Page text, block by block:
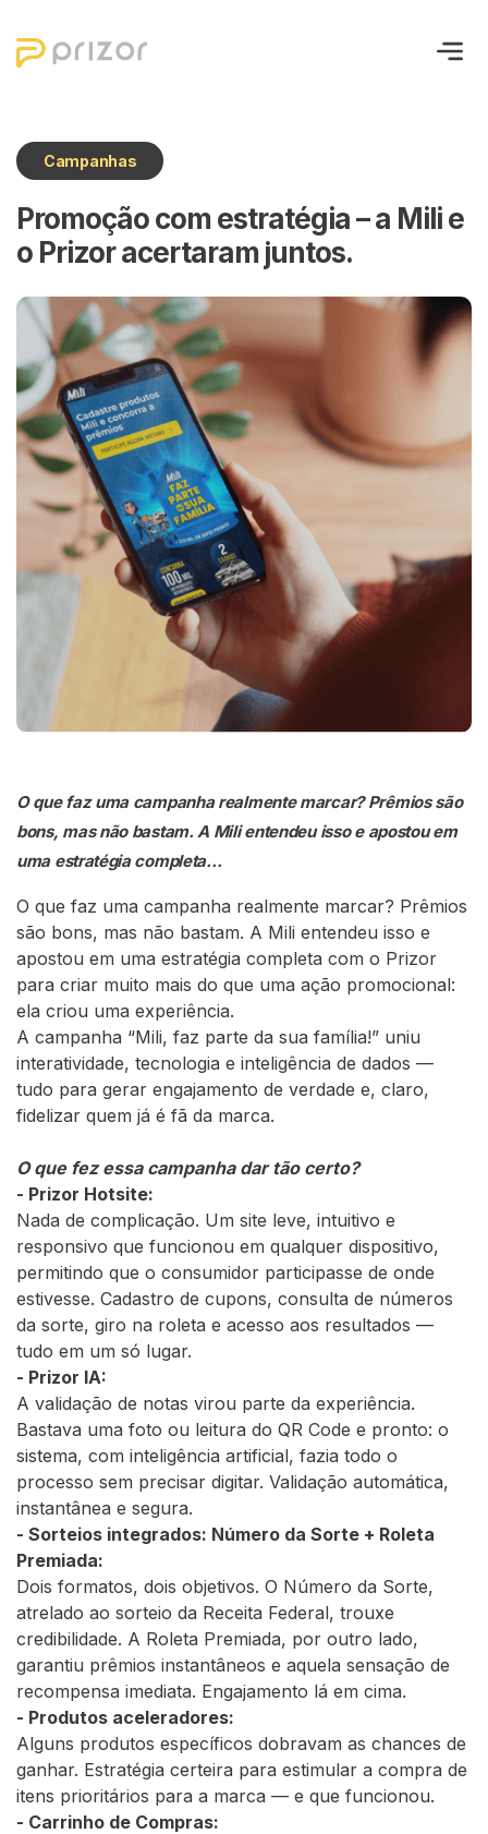
Sobre nós
Blog
Cases
Contato
Lançar campanha
Campanhas
Promoção com estratégia – a Mili e
o Prizor acertaram juntos.
O que faz uma campanha realmente marcar? Prêmios são
bons, mas não bastam. A Mili entendeu isso e apostou em
uma estratégia completa…
O que faz uma campanha realmente marcar? Prêmios
são bons, mas não bastam. A Mili entendeu isso e
apostou em uma estratégia completa com o Prizor
para criar muito mais do que uma ação promocional:
ela criou uma experiência.
A campanha “Mili, faz parte da sua família!” uniu
interatividade, tecnologia e inteligência de dados —
tudo para gerar engajamento de verdade e, claro,
fidelizar quem já é fã da marca.
O que fez essa campanha dar tão certo?
- Prizor Hotsite:
Nada de complicação. Um site leve, intuitivo e
responsivo que funcionou em qualquer dispositivo,
permitindo que o consumidor participasse de onde
estivesse. Cadastro de cupons, consulta de números
da sorte, giro na roleta e acesso aos resultados —
tudo em um só lugar.
- Prizor IA:
A validação de notas virou parte da experiência.
Bastava uma foto ou leitura do QR Code e pronto: o
sistema, com inteligência artificial, fazia todo o
processo sem precisar digitar. Validação automática,
instantânea e segura.
- Sorteios integrados: Número da Sorte + Roleta
Premiada:
Dois formatos, dois objetivos. O Número da Sorte,
atrelado ao sorteio da Receita Federal, trouxe
credibilidade. A Roleta Premiada, por outro lado,
garantiu prêmios instantâneos e aquela sensação de
recompensa imediata. Engajamento lá em cima.
- Produtos aceleradores:
Alguns produtos específicos dobravam as chances de
ganhar. Estratégia certeira para estimular a compra de
itens prioritários para a marca — e que funcionou.
- Carrinho de Compras: